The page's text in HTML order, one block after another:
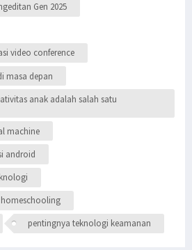
Gen 2025
video conference
masa depan
anak adalah salah satu
machine
android
pentingnya teknologi keamanan